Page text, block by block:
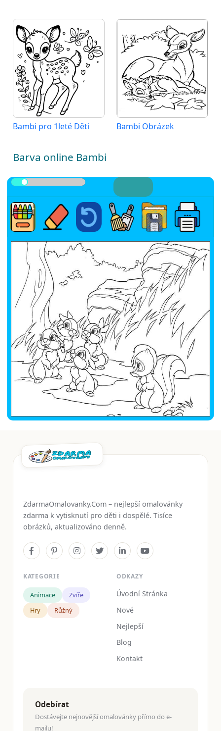
Bambi pro 1leté Děti Bambi Obrázek
Barva online Bambi
ZdarmaOmalovanky.Com – nejlepší omalovánky
zdarma k vytisknutí pro děti i dospělé. Tisíce
obrázků, aktualizováno denně.
KATEGORIE
Animace
Zvíře
Hry
Růžný
ODKAZY
Úvodní Stránka
Nové
Nejlepší
Blog
Kontakt
Odebírat
Dostávejte nejnovější omalovánky přímo do e-
mailu!